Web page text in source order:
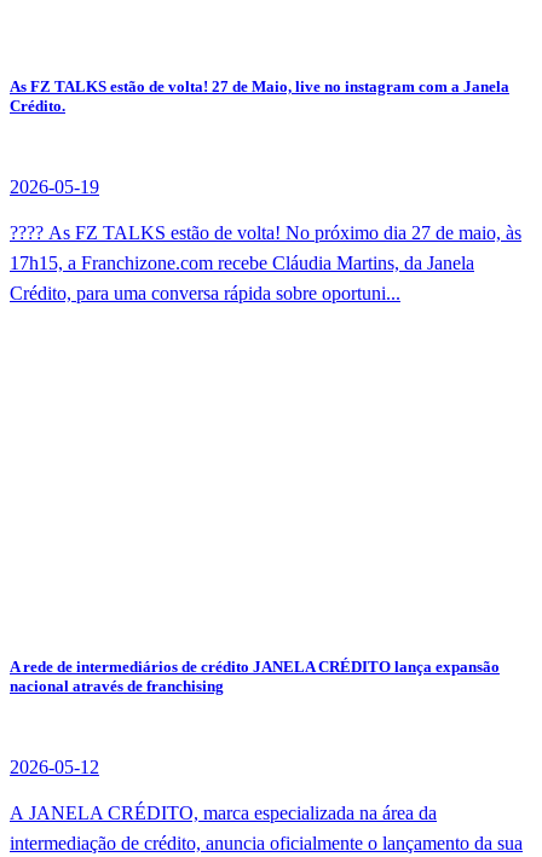
As FZ TALKS estão de volta! 27 de Maio, live no instagram com a Janela
Crédito.
2026-05-19
???? As FZ TALKS estão de volta! No próximo dia 27 de maio, às
17h15, a Franchizone.com recebe Cláudia Martins, da Janela
Crédito, para uma conversa rápida sobre oportuni...
A rede de intermediários de crédito JANELA CRÉDITO lança expansão
nacional através de franchising
2026-05-12
A JANELA CRÉDITO, marca especializada na área da
intermediação de crédito, anuncia oficialmente o lançamento da sua